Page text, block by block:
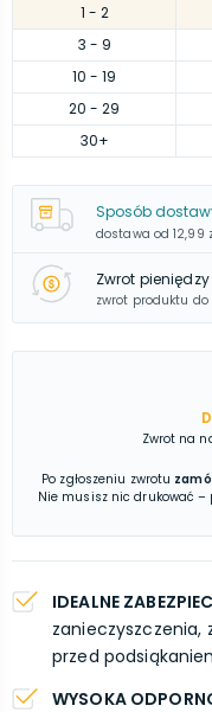
1 - 2
3 - 9
10 - 19
20 - 29
30+
Sposób
dostawa od 12,99
Zwrot pieniędzy
zwrot produktu do
Zwrot na
Po zgłoszeniu zwrotu
Nie musisz nic drukować –
IDEALNE
przed
WYSOKA